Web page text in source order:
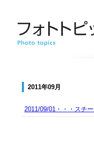
2011年09月
2011/09/01・・・スチ